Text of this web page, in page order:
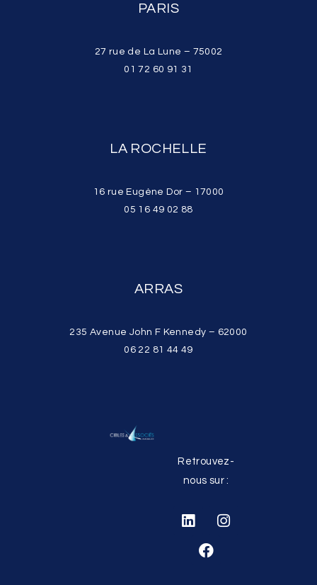
PARIS
27 rue de La Lune – 75002
01 72 60 91 31
LA ROCHELLE
16 rue Eugène Dor – 17000
05 16 49 02 88
ARRAS
235 Avenue John F Kennedy – 62000
06 22 81 44 49
Retrouvez-
nous sur :